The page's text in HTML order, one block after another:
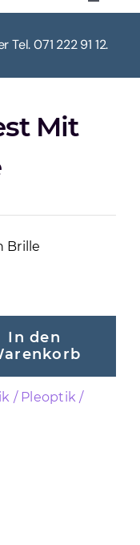
Toggle
071 222 91 12.
Mit
Brille
In den
/ Pleoptik /